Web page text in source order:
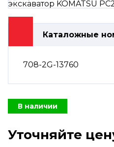
Каталожные
708-2G-13760
В наличии
Уточняйте